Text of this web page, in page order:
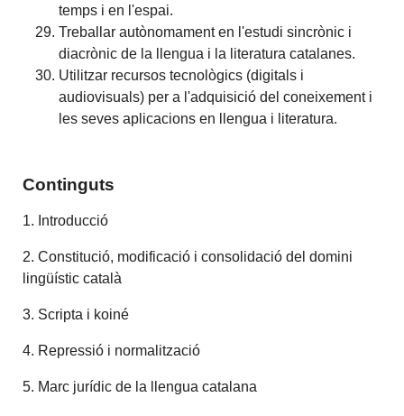
temps i en l'espai.
Treballar autònomament en l'estudi sincrònic i
diacrònic de la llengua i la literatura catalanes.
Utilitzar recursos tecnològics (digitals i
audiovisuals) per a l'adquisició del coneixement i
les seves aplicacions en llengua i literatura.
Continguts
1. Introducció
2. Constitució, modificació i consolidació del domini
lingüístic català
3. Scripta i koiné
4. Repressió i normalització
5. Marc jurídic de la llengua catalana